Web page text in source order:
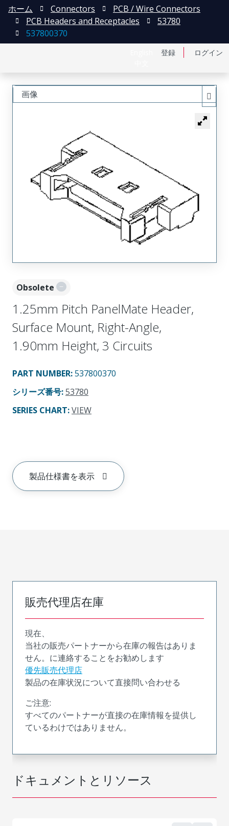
登録 ログイン
ホーム Connectors
PCB / Wire Connectors
PCB Headers and Receptacles
53780
537800370
Obsolete
1.25mm Pitch PanelMate Header,
Surface Mount, Right-Angle,
1.90mm Height, 3 Circuits
PART NUMBER:537800370
シリーズ番号:53780
SERIES CHART:VIEW
製品仕様書を表示
画像
ドキュメントとリソース
販売代理店在庫
現在、
当社の販売パートナーから在庫の報告はありま
せん。に連絡することをお勧めします
優先販売代理店
製品の在庫状況について直接問い合わせる
ご注意:
すべてのパートナーが直接の在庫情報を提供し
ているわけではありません。